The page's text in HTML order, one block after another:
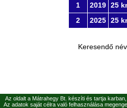
1 2019 25
2
2025 25
Keresendő
Az oldalt a Mátrahegy Bt. készíti és tartja
Az adatok saját célra való felhasználása